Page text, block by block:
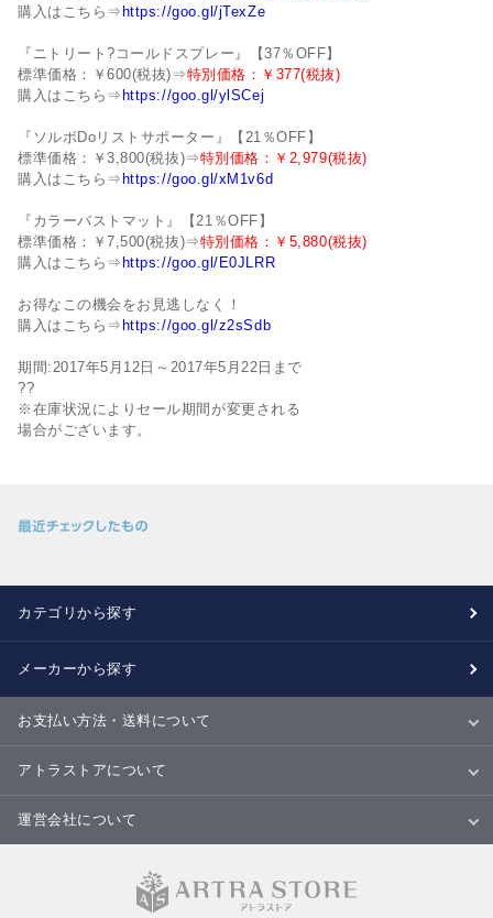
購入はこちら⇒https://goo.gl/jTexZe
『ニトリート?コールドスプレー』【37％OFF】
標準価格：￥600(税抜)⇒特別価格：￥377(税抜)
購入はこちら⇒https://goo.gl/ylSCej
『ソルボDoリストサポーター』【21％OFF】
標準価格：￥3,800(税抜)⇒特別価格：￥2,979(税抜)
購入はこちら⇒https://goo.gl/xM1v6d
『カラーバストマット』【21％OFF】
標準価格：￥7,500(税抜)⇒特別価格：￥5,880(税抜)
購入はこちら⇒https://goo.gl/E0JLRR
お得なこの機会をお見逃しなく！
購入はこちら⇒https://goo.gl/z2sSdb
期間:2017年5月12日～2017年5月22日まで
??
※在庫状況によりセール期間が変更される
場合がございます。
カテゴリから探す
メーカーから探す
お支払い方法・送料について
お支払い方法
送料について
配送・納期
キャンセル・返品・交換について
アトラストアについて
当サイトについて
ご利用規約
ご利用ガイド
Ｑ＆Ａ
商品のご提案について
運営会社について
特定商取引法に基づく表記
個人情報の取扱いについて